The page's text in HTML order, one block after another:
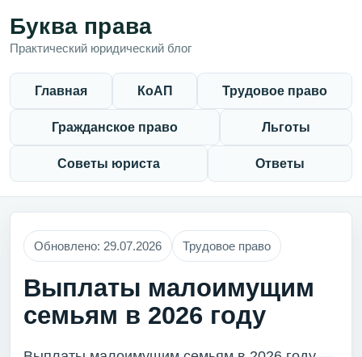
Буква права
Практический юридический блог
Главная КоАП Трудовое право
Гражданское право Льготы
Советы юриста Ответы
Обновлено: 29.07.2026 Трудовое право
Выплаты малоимущим
семьям в 2026 году